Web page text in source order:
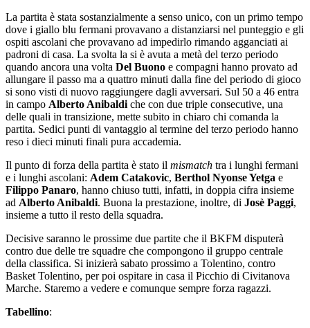
La partita è stata sostanzialmente a senso unico, con un primo tempo
dove i giallo blu fermani provavano a distanziarsi nel punteggio e gli
ospiti ascolani che provavano ad impedirlo rimando agganciati ai
padroni di casa. La svolta la si è avuta a metà del terzo periodo
quando ancora una volta Del Buono e compagni hanno provato ad
allungare il passo ma a quattro minuti dalla fine del periodo di gioco
si sono visti di nuovo raggiungere dagli avversari. Sul 50 a 46 entra
in campo Alberto Anibaldi che con due triple consecutive, una
delle quali in transizione, mette subito in chiaro chi comanda la
partita. Sedici punti di vantaggio al termine del terzo periodo hanno
reso i dieci minuti finali pura accademia.
Il punto di forza della partita è stato il mismatch tra i lunghi fermani
e i lunghi ascolani: Adem Catakovic, Berthol Nyonse Yetga e
Filippo Panaro, hanno chiuso tutti, infatti, in doppia cifra insieme
ad Alberto Anibaldi. Buona la prestazione, inoltre, di Josè Paggi,
insieme a tutto il resto della squadra.
Decisive saranno le prossime due partite che il BKFM disputerà
contro due delle tre squadre che compongono il gruppo centrale
della classifica. Si inizierà sabato prossimo a Tolentino, contro
Basket Tolentino, per poi ospitare in casa il Picchio di Civitanova
Marche. Staremo a vedere e comunque sempre forza ragazzi.
Tabellino: